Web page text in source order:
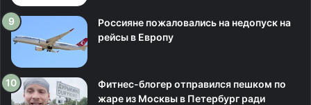
Россияне пожаловались на недопуск на
рейсы в Европу
Фитнес-блогер отправился пешком по
жаре из Москвы в Петербург ради